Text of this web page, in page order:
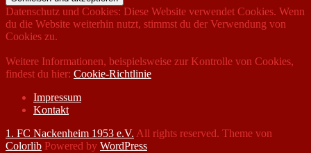
Datenschutz und Cookies: Diese Website verwendet Cookies. Wenn
du die Website weiterhin nutzt, stimmst du der Verwendung von
Cookies zu.
Weitere Informationen, beispielsweise zur Kontrolle von Cookies,
findest du hier: Cookie-Richtlinie
Impressum
Kontakt
1. FC Nackenheim 1953 e.V. All rights reserved. Theme von
Colorlib Powered by WordPress